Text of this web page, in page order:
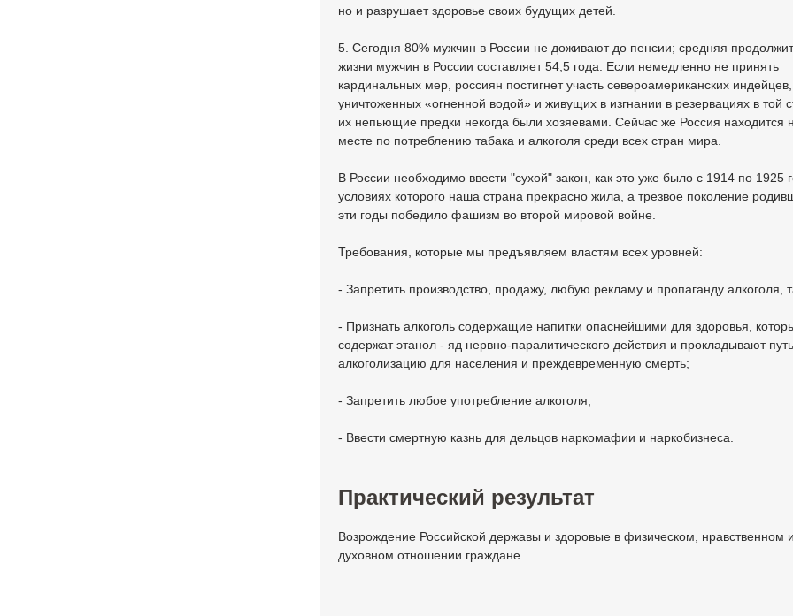
но и разрушает здоровье своих будущих детей.
5. Сегодня 80% мужчин в России не доживают до пенсии; средняя
жизни мужчин в России составляет 54,5 года. Если немедленно не принять
кардинальных мер, россиян постигнет участь североамериканских индейцев,
уничтоженных «огненной водой» и живущих в изгнании в резервациях в той
их непьющие предки некогда были хозяевами. Сейчас же Россия находится
месте по потреблению табака и алкоголя среди всех стран мира.
В России необходимо ввести "сухой" закон, как это уже было с 1914 по 1925
условиях которого наша страна прекрасно жила, а трезвое поколение
эти годы победило фашизм во второй мировой войне.
Требования, которые мы предъявляем властям всех уровней:
- Запретить производство, продажу, любую рекламу и пропаганду алкоголя,
- Признать алкоголь содержащие напитки опаснейшими для здоровья,
содержат этанол - яд нервно-паралитического действия и прокладывают
алкоголизацию для населения и преждевременную смерть;
- Запретить любое употребление алкоголя;
- Ввести смертную казнь для дельцов наркомафии и наркобизнеса.
Практический результат
Возрождение Российской державы и здоровые в физическом, нравственном
духовном отношении граждане.